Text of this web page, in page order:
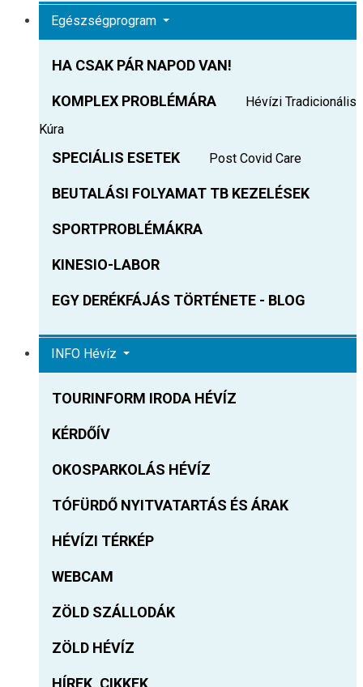
Egészségprogram
HA CSAK PÁR NAPOD VAN!
KOMPLEX PROBLÉMÁRA
Hévízi Tradicionális
Kúra
SPECIÁLIS ESETEK Post Covid Care
BEUTALÁSI FOLYAMAT TB KEZELÉSEK
SPORTPROBLÉMÁKRA
KINESIO-LABOR
EGY DERÉKFÁJÁS TÖRTÉNETE - BLOG
INFO Hévíz
TOURINFORM IRODA HÉVÍZ
KÉRDŐÍV
OKOSPARKOLÁS HÉVÍZ
TÓFÜRDŐ NYITVATARTÁS ÉS ÁRAK
HÉVÍZI TÉRKÉP
WEBCAM
ZÖLD SZÁLLODÁK
ZÖLD HÉVÍZ
HÍREK, CIKKEK